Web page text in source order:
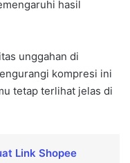
hasil
unggahan di
kompresi ini
tetap terlihat jelas di
Link Shopee